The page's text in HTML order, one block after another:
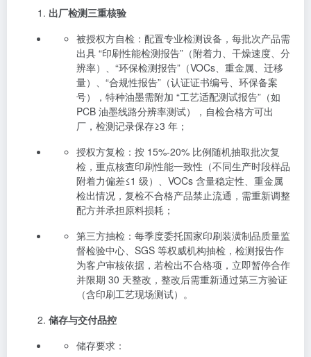
出厂检测三重核验
被授权方自检：配置专业检测设备，每批次产品需
出具 “印刷性能检测报告”（附着力、干燥速度、分
辨率）、“环保检测报告”（VOCs、重金属、迁移
量）、“合规性报告”（认证证书编号、环保备案
号），特种油墨需附加 “工艺适配测试报告”（如
PCB 油墨线路分辨率测试），自检合格方可出
厂，检测记录保存≥3 年；
授权方复检：按 15%-20% 比例随机抽取批次复
检，重点核查印刷性能一致性（不同生产时段样品
附着力偏差≤1 级）、VOCs 含量稳定性、重金属
检出情况，复检不合格产品禁止流通，需重新调整
配方并承担原料损耗；
第三方抽检：每季度委托国家印刷装潢制品质量监
督检验中心、SGS 等权威机构抽检，检测报告作
为客户审核依据，若检出不合格项，立即暂停合作
并限期 30 天整改，整改后需重新通过第三方验证
（含印刷工艺现场测试）。
储存与交付品控
储存要求：